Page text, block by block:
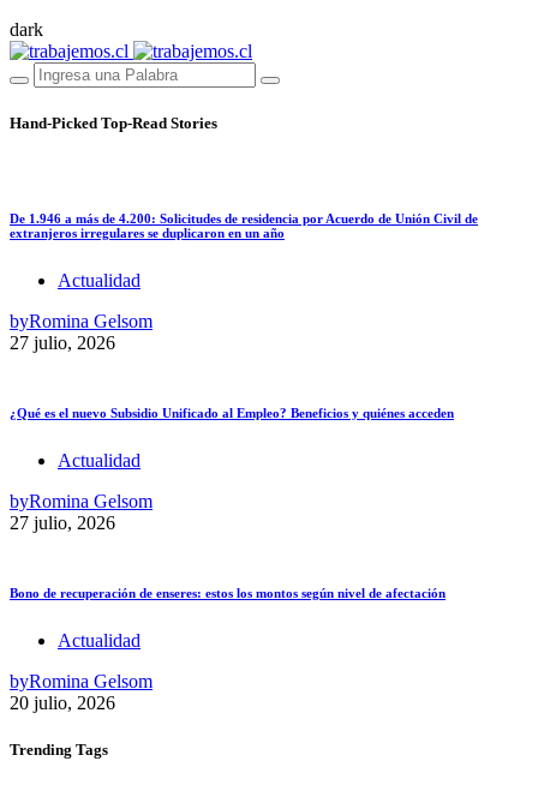
dark
Hand-Picked Top-Read Stories
De 1.946 a más de 4.200: Solicitudes de residencia por Acuerdo de Unión Civil de
extranjeros irregulares se duplicaron en un año
Actualidad
byRomina Gelsom
27 julio, 2026
¿Qué es el nuevo Subsidio Unificado al Empleo? Beneficios y quiénes acceden
Actualidad
byRomina Gelsom
27 julio, 2026
Bono de recuperación de enseres: estos los montos según nivel de afectación
Actualidad
byRomina Gelsom
20 julio, 2026
Trending Tags